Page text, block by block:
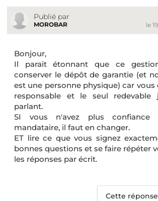
Publié par
MOROBAR
le
Bonjour,
Il parait étonnant que ce
conserver le dépôt de garantie (et
est une personne physique) car vous
responsable et le seul redevable
parlant.
SI vous n'avez plus confiance
mandataire, il faut en changer.
ET lire ce que vous signez
bonnes questions et se faire répéter
les réponses par écrit.
Cette